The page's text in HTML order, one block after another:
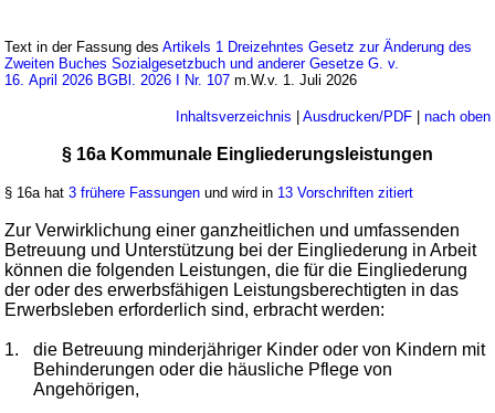
Text in der Fassung desArtikels 1 Dreizehntes Gesetz zur Änderung des
Zweiten Buches Sozialgesetzbuch und anderer Gesetze G. v.
16. April 2026 BGBl. 2026 I Nr. 107 m.W.v. 1. Juli 2026
Inhaltsverzeichnis Ausdrucken/PDF| nach oben
§ 16a Kommunale Eingliederungsleistungen
§ 16a hat3 frühere Fassungen und wird in 13 Vorschriften zitiert
Zur Verwirklichung einer ganzheitlichen und umfassenden
Betreuung und Unterstützung bei der Eingliederung in Arbeit
können die folgenden Leistungen, die für die Eingliederung
der oder des erwerbsfähigen Leistungsberechtigten in das
Erwerbsleben erforderlich sind, erbracht werden:
1.
die Betreuung minderjähriger Kinder oder von Kindern mit
Behinderungen oder die häusliche Pflege von
Angehörigen,